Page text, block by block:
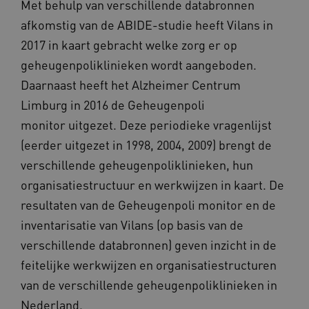
Met behulp van verschillende databronnen
afkomstig van de ABIDE-studie heeft Vilans in
2017 in kaart gebracht welke zorg er op
geheugenpoliklinieken wordt aangeboden.
Daarnaast heeft het Alzheimer Centrum
Limburg in 2016 de Geheugenpoli
monitor uitgezet. Deze periodieke vragenlijst
(eerder uitgezet in 1998, 2004, 2009) brengt de
verschillende geheugenpoliklinieken, hun
organisatiestructuur en werkwijzen in kaart. De
resultaten van de Geheugenpoli monitor en de
inventarisatie van Vilans (op basis van de
verschillende databronnen) geven inzicht in de
feitelijke werkwijzen en organisatiestructuren
van de verschillende geheugenpoliklinieken in
Nederland.
Naam
Provider /Domein
__Secure-
ROLLOUT_TOKEN
.youtube.com
UMB_SESSION
www.geheugenpoliklinieken.nl
ASLBSA www.geheugenpoliklinieken.nl
CookieScriptConsent
CookieScript
Google Privacy Policy